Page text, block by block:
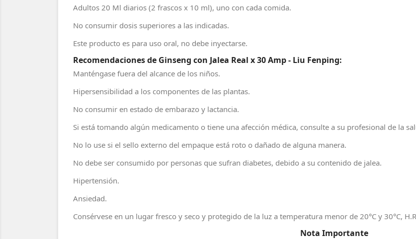
Adultos 20 Ml diarios (2 frascos x 10 ml), uno con cada comida.
No consumir dosis superiores a las indicadas.
Este producto es para uso oral, no debe inyectarse.
Recomendaciones de Ginseng con Jalea Real x 30 Amp - Liu Fenping:
Manténgase fuera del alcance de los niños.
Hipersensibilidad a los componentes de las plantas.
No consumir en estado de embarazo y lactancia.
Si está tomando algún medicamento o tiene una afección médica, consulte a su profesional de la
No lo use si el sello externo del empaque está roto o dañado de alguna manera.
No debe ser consumido por personas que sufran diabetes, debido a su contenido de jalea.
Hipertensión.
Ansiedad.
Consérvese en un lugar fresco y seco y protegido de la luz a temperatura menor de 20°C y 30°C,
Nota Importante